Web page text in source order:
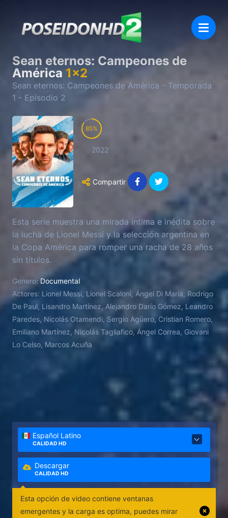
Sean eternos: Campeones de
América 1x2
Sean eternos: Campeones de América - Temporada
1 - Episodio 2
85
2022
Compartir
Esta serie muestra una mirada íntima e inédita sobre
la lucha de Lionel Messi y la selección argentina en
la Copa América para romper una racha de 28 años
sin títulos.
Genero: Documental
Actores: Lionel Messi, Lionel Scaloni, Ángel Di María, Rodrigo
De Paul, Lisandro Martínez, Alejandro Darío Gómez, Leandro
Paredes, Nicolás Otamendi, Sergio Agüero, Cristian Romero,
Emiliano Martínez, Nicolás Tagliafico, Ángel Correa, Giovani
Lo Celso, Marcos Acuña
Español Latino
CALIDAD HD
Descargar
CALIDAD HD
Esta opción de video contiene ventanas
emergentes y la carga es optima, puedes mirar